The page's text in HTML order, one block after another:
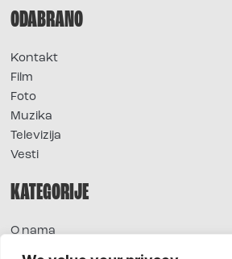
ODABRANO
Kontakt
Film
Foto
Muzika
Televizija
Vesti
KATEGORIJE
O nama